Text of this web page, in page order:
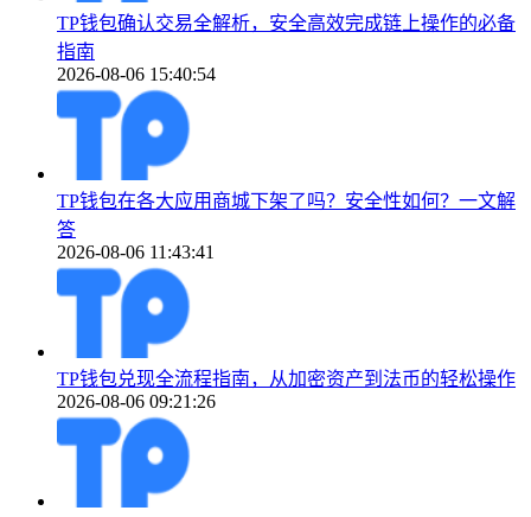
TP钱包确认交易全解析，安全高效完成链上操作的必备
指南
2026-08-06 15:40:54
TP钱包在各大应用商城下架了吗？安全性如何？一文解
答
2026-08-06 11:43:41
TP钱包兑现全流程指南，从加密资产到法币的轻松操作
2026-08-06 09:21:26